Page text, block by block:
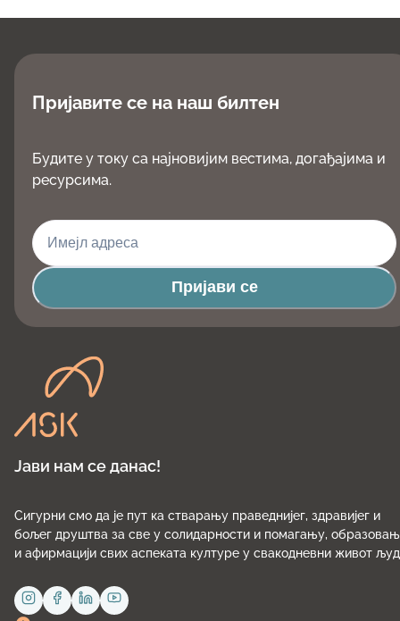
Пријавите се на наш билтен
Будите у току са најновијим вестима, догађајима и
ресурсима.
Пријави се
Јави нам се данас!
Сигурни смо да је пут ка стварању праведнијег, здравијег и
бољег друштва за све у солидарности и помагању,
и афирмацији свих аспеката културе у свакодневни живот